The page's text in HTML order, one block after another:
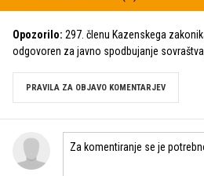
Opozorilo: 297. členu Kazenskega
odgovoren za javno spodbujanje
PRAVILA ZA OBJAVO KOMENTARJEV